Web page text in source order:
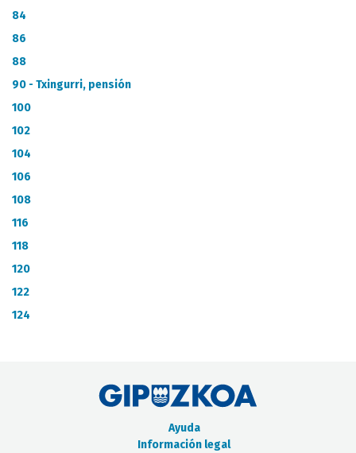
84
86
88
90 - Txingurri, pensión
100
102
104
106
108
116
118
120
122
124
Ayuda
Información legal